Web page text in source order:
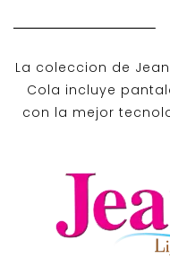
La coleccion de
Cola incluye
con la mejor